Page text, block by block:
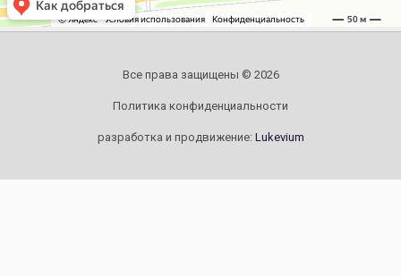
Все права защищены © 2026
Политика конфиденциальности
разработка и продвижение: Lukevium